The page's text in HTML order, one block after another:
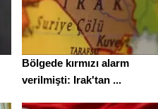
Bölgede kırmızı alarm
verilmişti: Irak'tan ...